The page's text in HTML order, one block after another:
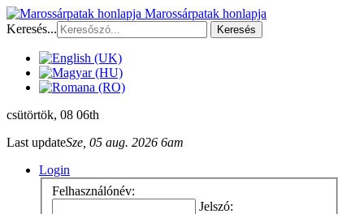
Marossárpatak honlapja
Keresés...
Keresés
csütörtök, 08 06th
Last updateSze, 05 aug. 2026 6am
Login
Felhasználónév:
Jelszó: